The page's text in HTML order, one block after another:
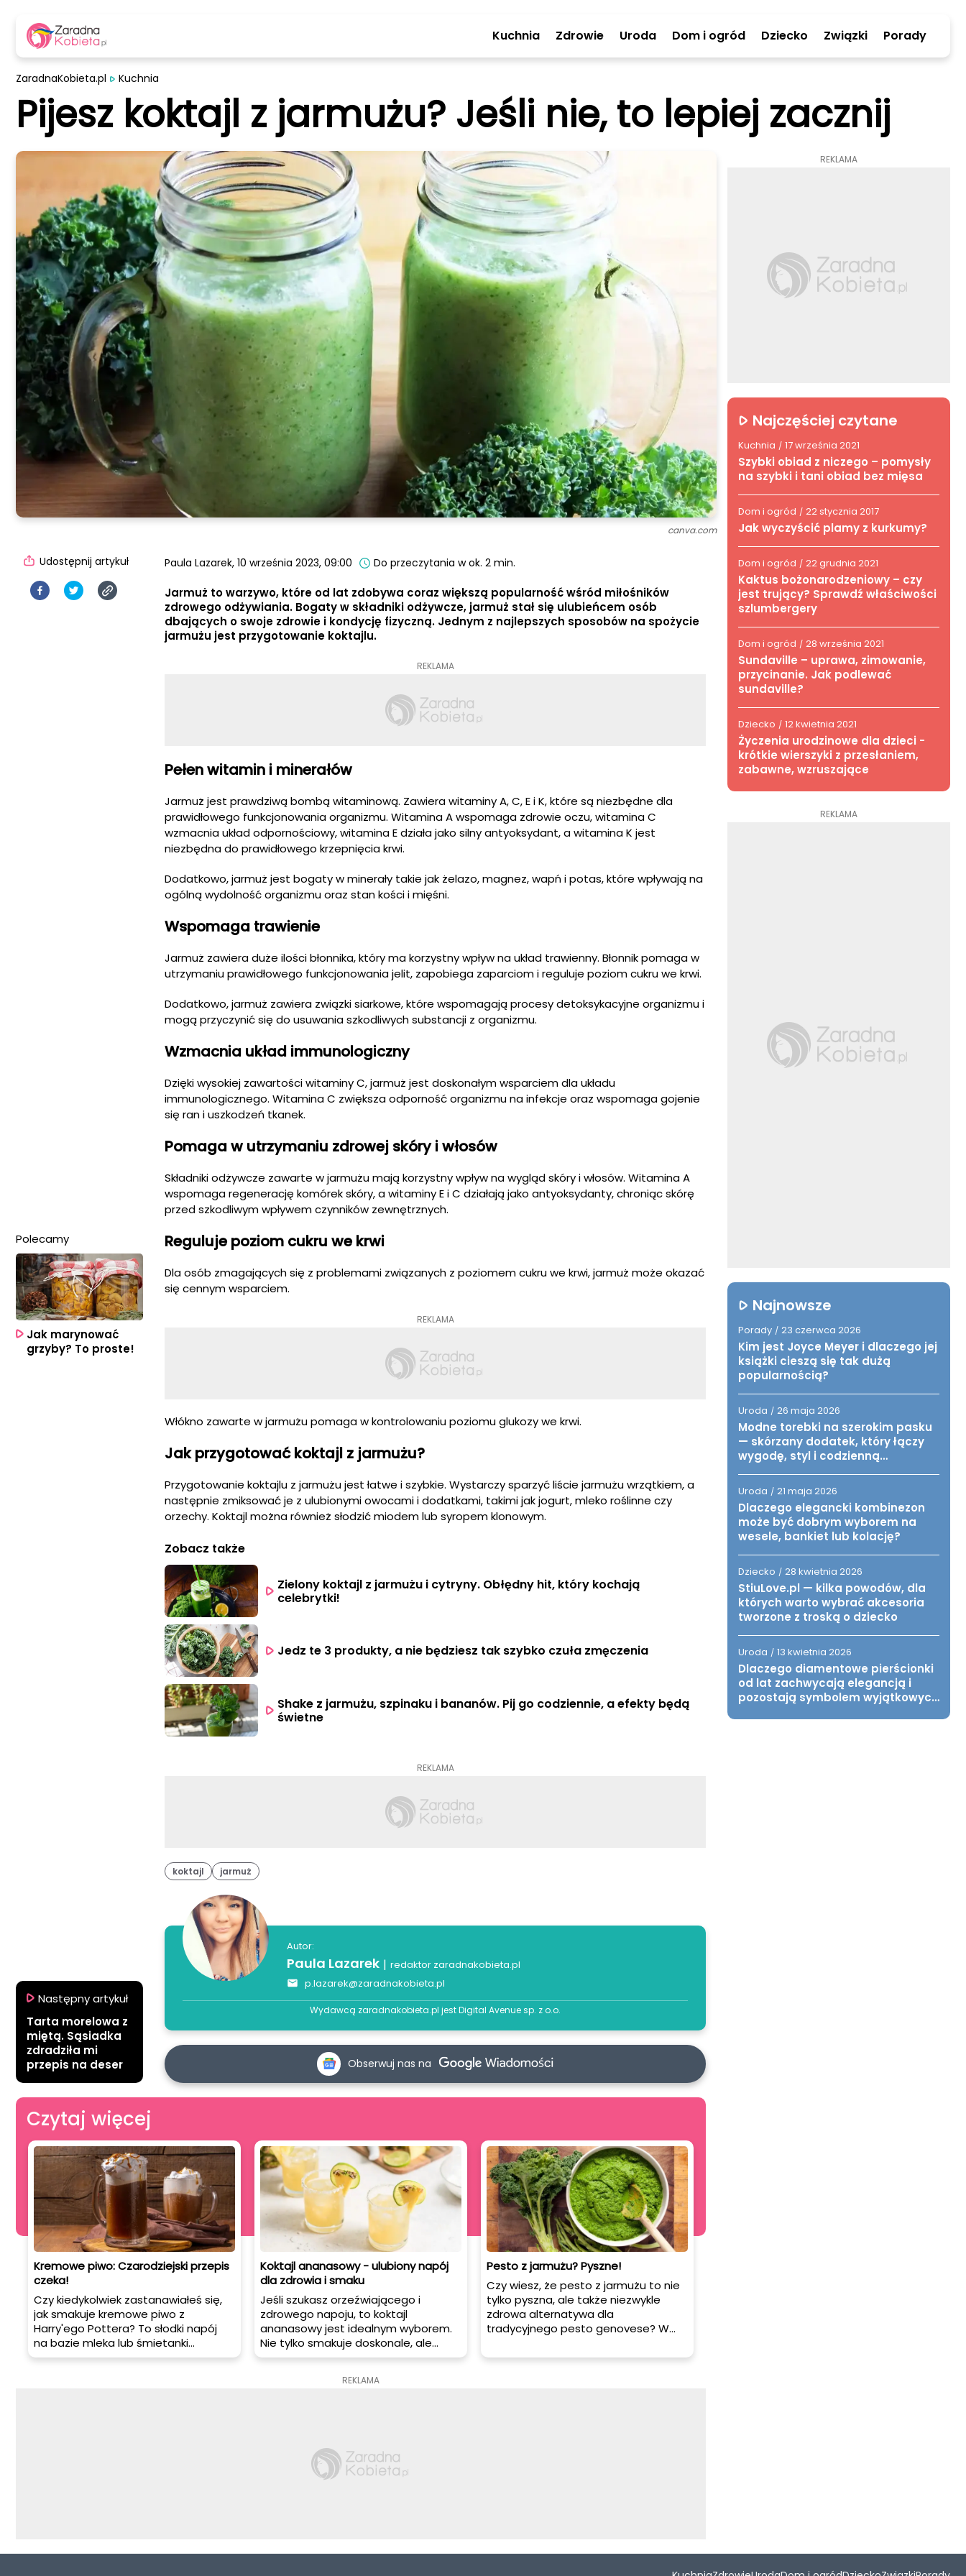
Kuchnia Zdrowie Uroda Dom i ogród Dziecko Związki Porady
canva.com
ZaradnaKobieta.pl Kuchnia
Pijesz koktajl z jarmużu? Jeśli nie, to lepiej zacznij
Paula Lazarek, 10 września 2023, 09:00 Do przeczytania w ok. 2 min.
Jarmuż to warzywo, które od lat zdobywa coraz większą popularność wśród miłośników
zdrowego odżywiania. Bogaty w składniki odżywcze, jarmuż stał się ulubieńcem osób
dbających o swoje zdrowie i kondycję fizyczną. Jednym z najlepszych sposobów na spożycie
jarmużu jest przygotowanie koktajlu.
REKLAMA
Pełen witamin i minerałów
Jarmuż jest prawdziwą bombą witaminową. Zawiera witaminy A, C, E i K, które są niezbędne dla
prawidłowego funkcjonowania organizmu. Witamina A wspomaga zdrowie oczu, witamina C
wzmacnia układ odpornościowy, witamina E działa jako silny antyoksydant, a witamina K jest
niezbędna do prawidłowego krzepnięcia krwi.
Dodatkowo, jarmuż jest bogaty w minerały takie jak żelazo, magnez, wapń i potas, które wpływają na
ogólną wydolność organizmu oraz stan kości i mięśni.
Wspomaga trawienie
Jarmuż zawiera duże ilości błonnika, który ma korzystny wpływ na układ trawienny. Błonnik pomaga w
utrzymaniu prawidłowego funkcjonowania jelit, zapobiega zaparciom i reguluje poziom cukru we krwi.
Dodatkowo, jarmuż zawiera związki siarkowe, które wspomagają procesy detoksykacyjne organizmu i
mogą przyczynić się do usuwania szkodliwych substancji z organizmu.
Wzmacnia układ immunologiczny
Dzięki wysokiej zawartości witaminy C, jarmuż jest doskonałym wsparciem dla układu
immunologicznego. Witamina C zwiększa odporność organizmu na infekcje oraz wspomaga gojenie
się ran i uszkodzeń tkanek.
Pomaga w utrzymaniu zdrowej skóry i włosów
Składniki odżywcze zawarte w jarmużu mają korzystny wpływ na wygląd skóry i włosów. Witamina A
wspomaga regenerację komórek skóry, a witaminy E i C działają jako antyoksydanty, chroniąc skórę
przed szkodliwym wpływem czynników zewnętrznych.
Reguluje poziom cukru we krwi
Dla osób zmagających się z problemami związanych z poziomem cukru we krwi, jarmuż może okazać
się cennym wsparciem.
REKLAMA
Włókno zawarte w jarmużu pomaga w kontrolowaniu poziomu glukozy we krwi.
Jak przygotować koktajl z jarmużu?
Przygotowanie koktajlu z jarmużu jest łatwe i szybkie. Wystarczy sparzyć liście jarmużu wrzątkiem, a
następnie zmiksować je z ulubionymi owocami i dodatkami, takimi jak jogurt, mleko roślinne czy
orzechy. Koktajl można również słodzić miodem lub syropem klonowym.
Zobacz także
Zielony koktajl z jarmużu i cytryny. Obłędny hit, który kochają
celebrytki!
Jedz te 3 produkty, a nie będziesz tak szybko czuła zmęczenia
Shake z jarmużu, szpinaku i bananów. Pij go codziennie, a efekty będą
świetne
REKLAMA
koktajl jarmuż
Autor:
Paula Lazarek | redaktor zaradnakobieta.pl
p.lazarek@zaradnakobieta.pl
Wydawcą zaradnakobieta.pl jestDigital Avenue sp. z o.o.
Obserwuj nas na
Udostępnij artykuł
Polecamy
Jak marynować
grzyby? To proste!
Następny artykuł
Tarta morelowa z
miętą. Sąsiadka
zdradziła mi
przepis na deser
Czytaj więcej
Kremowe piwo: Czarodziejski przepis
czeka!
Czy kiedykolwiek zastanawiałeś się,
jak smakuje kremowe piwo z
Harry'ego Pottera? To słodki napój
na bazie mleka lub śmietanki
kremówki, który z pewnością
Koktajl ananasowy - ulubiony napój
dla zdrowia i smaku
Jeśli szukasz orzeźwiającego i
zdrowego napoju, to koktajl
ananasowy jest idealnym wyborem.
Nie tylko smakuje doskonale, ale
również ma wiele korzyści dla
koktajl ananasowy, jego
Pesto z jarmużu? Pyszne!
Czy wiesz, że pesto z jarmużu to nie
tylko pyszna, ale także niezwykle
zdrowa alternatywa dla
tradycyjnego pesto genovese? W
przygotować to aromatyczne i
REKLAMA
REKLAMA
Najczęściej czytane
Kuchnia / 17 września 2021
Szybki obiad z niczego – pomysły
na szybki i tani obiad bez mięsa
Dom i ogród / 22 stycznia 2017
Jak wyczyścić plamy z kurkumy?
Dom i ogród / 22 grudnia 2021
Kaktus bożonarodzeniowy – czy
jest trujący? Sprawdź właściwości
szlumbergery
Dom i ogród / 28 września 2021
Sundaville – uprawa, zimowanie,
przycinanie. Jak podlewać
sundaville?
Dziecko / 12 kwietnia 2021
Życzenia urodzinowe dla dzieci -
krótkie wierszyki z przesłaniem,
zabawne, wzruszające
REKLAMA
Najnowsze
Porady / 23 czerwca 2026
Kim jest Joyce Meyer i dlaczego jej
książki cieszą się tak dużą
popularnością?
Uroda / 26 maja 2026
Modne torebki na szerokim pasku
— skórzany dodatek, który łączy
wygodę, styl i codzienną
Uroda / 21 maja 2026
Dlaczego elegancki kombinezon
może być dobrym wyborem na
wesele, bankiet lub kolację?
Dziecko / 28 kwietnia 2026
StiuLove.pl — kilka powodów, dla
których warto wybrać akcesoria
tworzone z troską o dziecko
Uroda / 13 kwietnia 2026
Dlaczego diamentowe pierścionki
od lat zachwycają elegancją i
pozostają symbolem wyjątkowych